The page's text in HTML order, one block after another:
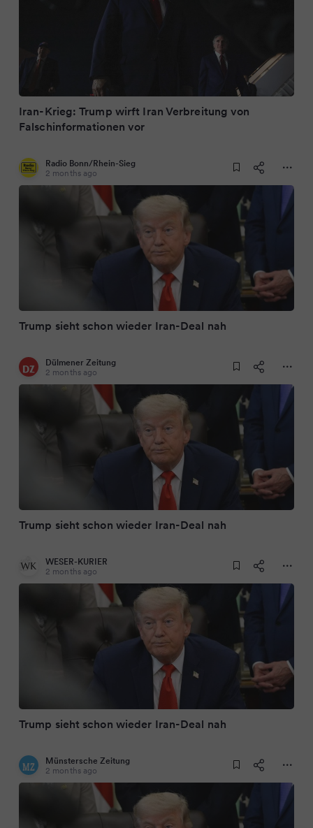
Iran-Krieg: Trump wirft Iran Verbreitung von
Falschinformationen vor
Radio Bonn/Rhein-Sieg
2 months ago
Trump sieht schon wieder Iran-Deal nah
Dülmener Zeitung
2 months ago
Trump sieht schon wieder Iran-Deal nah
WESER-KURIER
2 months ago
Trump sieht schon wieder Iran-Deal nah
Münstersche Zeitung
2 months ago